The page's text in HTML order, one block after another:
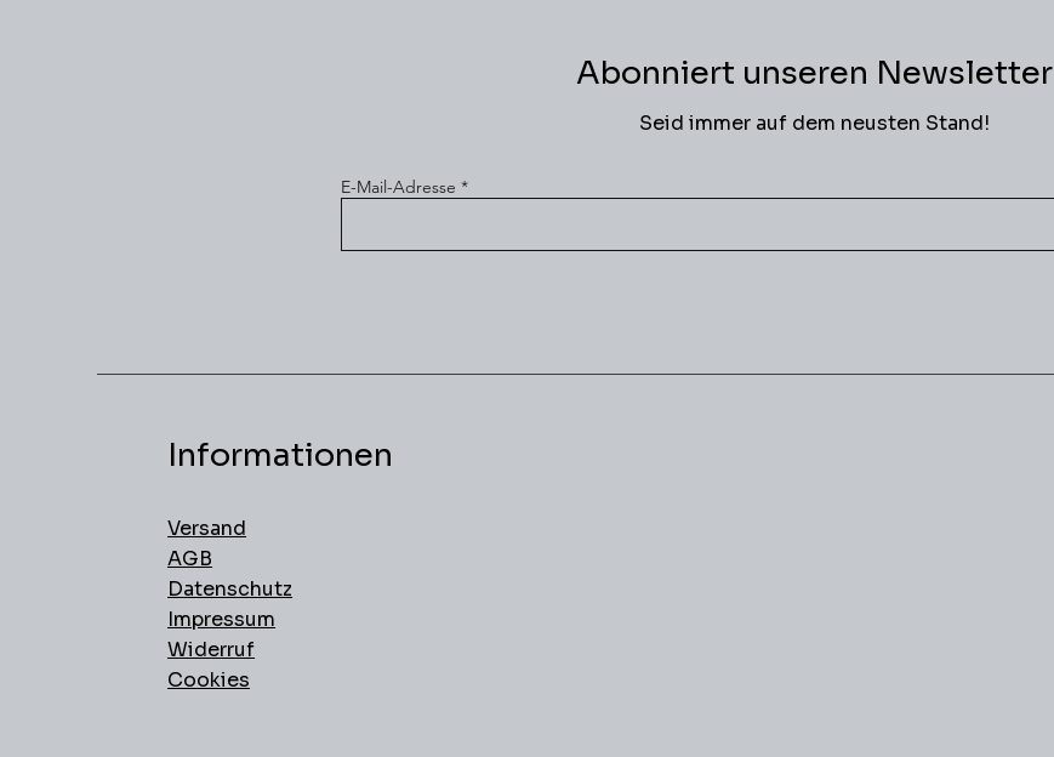
Abonniert unseren Newsletter
Seid immer auf dem neusten Stand!
E-Mail-Adresse
Informationen
Versand
AGB
Datenschutz
Impressum
Widerruf
Cookies